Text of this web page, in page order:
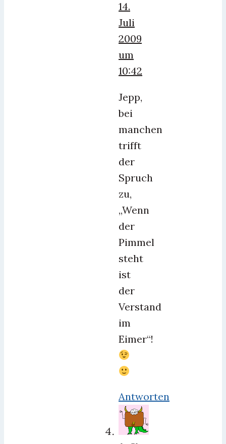
14.
Juli
2009
um
10:42
Jepp,
bei
manchen
trifft
der
Spruch
zu,
„Wenn
der
Pimmel
steht
ist
der
Verstand
im
Eimer“!
Antworten